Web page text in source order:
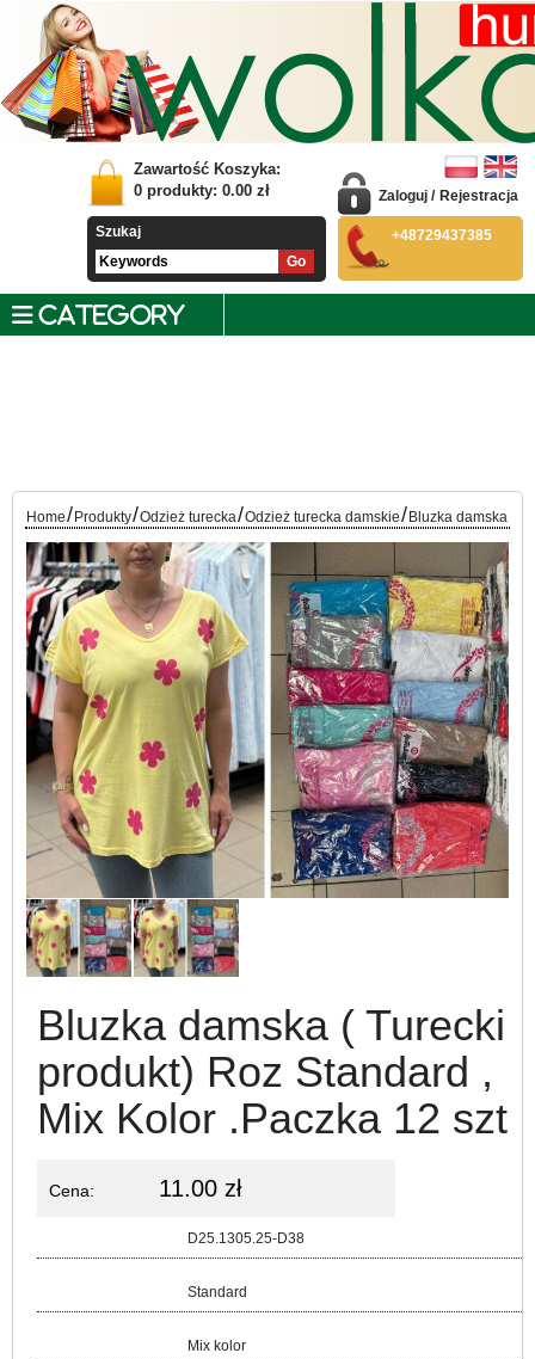
Zawartość Koszyka:
0 produkty: 0.00 zł
Szukaj
Zaloguj / Rejestracja
+48729437385
CATEGORY
Home/ Produkty/Odzież turecka/Odzież turecka damskie/ Bluzka damska
Bluzka damska ( Turecki
produkt) Roz Standard ,
Mix Kolor .Paczka 12 szt
Cena: 11.00 zł
D25.1305.25-D38
Standard
Mix kolor